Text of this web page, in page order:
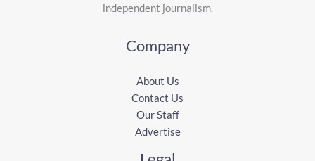
independent journalism.
Company
About Us
Contact Us
Our Staff
Advertise